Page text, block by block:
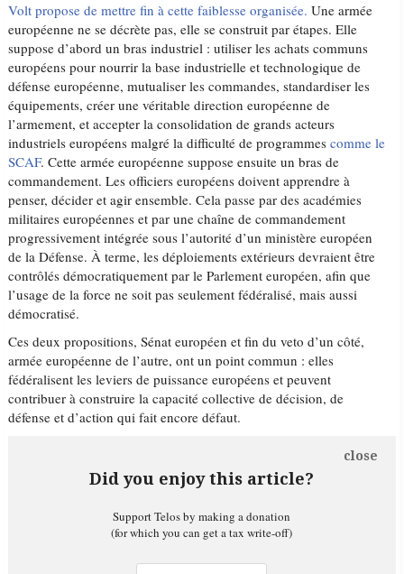
Volt propose de mettre fin à cette faiblesse organisée. Une armée
européenne ne se décrète pas, elle se construit par étapes. Elle
suppose d’abord un bras industriel : utiliser les achats communs
européens pour nourrir la base industrielle et technologique de
défense européenne, mutualiser les commandes, standardiser les
équipements, créer une véritable direction européenne de
l’armement, et accepter la consolidation de grands acteurs
industriels européens malgré la difficulté de programmescomme le
SCAF. Cette armée européenne suppose ensuite un bras de
commandement. Les officiers européens doivent apprendre à
penser, décider et agir ensemble. Cela passe par des académies
militaires européennes et par une chaîne de commandement
progressivement intégrée sous l’autorité d’un ministère européen
de la Défense. À terme, les déploiements extérieurs devraient être
contrôlés démocratiquement par le Parlement européen, afin que
l’usage de la force ne soit pas seulement fédéralisé, mais aussi
démocratisé.
Ces deux propositions, Sénat européen et fin du veto d’un côté,
armée européenne de l’autre, ont un point commun : elles
fédéralisent les leviers de puissance européens et peuvent
contribuer à construire la capacité collective de décision, de
défense et d’action qui fait encore défaut.
Did you enjoy this article?
close
Support Telos by making a donation
(for which you can get a tax write-off)